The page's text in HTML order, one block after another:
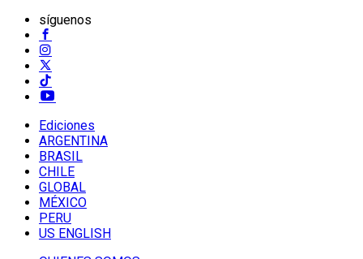
síguenos
Ediciones
ARGENTINA
BRASIL
CHILE
GLOBAL
MÉXICO
PERU
US ENGLISH